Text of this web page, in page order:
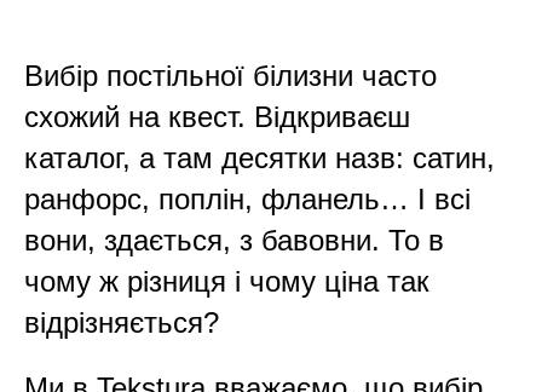
Вибір постільної білизни часто
схожий на квест. Відкриваєш
каталог, а там десятки назв: сатин,
ранфорс, поплін, фланель… І всі
вони, здається, з бавовни. То в
чому ж різниця і чому ціна так
відрізняється?